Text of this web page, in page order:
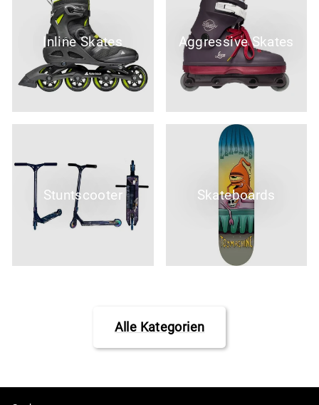
Inline Skates Aggressive Skates
Stuntscooter Skateboards
Alle Kategorien